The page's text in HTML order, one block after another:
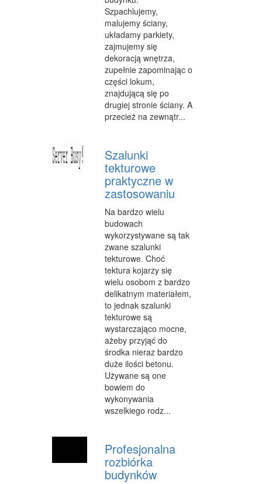
INNE AGENCJE
WIGOR
IMPREZY INTEGRACYJNE
HOBBY
ZAJĘCIA SPORTOWE I REKREACYJNE
PRODUKCJA
RESTAURACJE, CATERING
FOTOGRAFIA
ADWOKACI, PORADY PRAWNE
SPRZĄTANIE, PORZĄDKOWANIE
SERWIS
OPIEKA
INNE USŁUGI
KURIER, PRZESYŁKI
WYCIECZKI
HOTELE I NOCLEGI
PODRÓŻE
ZDROWIE
KOSMETYKI
LECZENIE
Szpachlujemy,
malujemy ściany,
układamy parkiety,
zajmujemy się
dekoracją wnętrza,
zupełnie zapominając o
części lokum,
znajdującą się po
drugiej stronie ściany. A
przecież na zewnątr...
Szalunki
tekturowe
praktyczne w
zastosowaniu
Na bardzo wielu
budowach
wykorzystywane są tak
zwane szalunki
tekturowe. Choć
tektura kojarzy się
wielu osobom z bardzo
delikatnym materiałem,
to jednak szalunki
tekturowe są
wystarczająco mocne,
ażeby przyjąć do
środka nieraz bardzo
duże ilości betonu.
Używane są one
bowiem do
wykonywania
wszelkiego rodz...
Profesjonalna
rozbiórka
budynków